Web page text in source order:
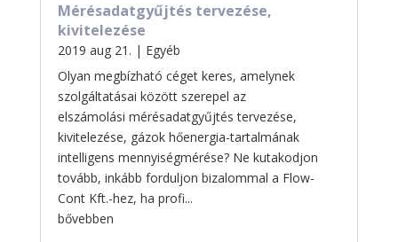
Mérésadatgyűjtés tervezése,
kivitelezése
2019 aug 21. | Egyéb
Olyan megbízható céget keres, amelynek
szolgáltatásai között szerepel az
elszámolási mérésadatgyűjtés tervezése,
kivitelezése, gázok hőenergia-tartalmának
intelligens mennyiségmérése? Ne kutakodjon
tovább, inkább forduljon bizalommal a Flow-
Cont Kft.-hez, ha profi...
bővebben